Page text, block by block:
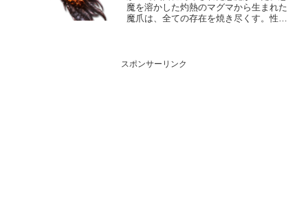
魔を溶かした灼熱のマグマから生まれた
魔爪は、全ての存在を焼き尽くす。性能
1,685,00...
スポンサーリンク